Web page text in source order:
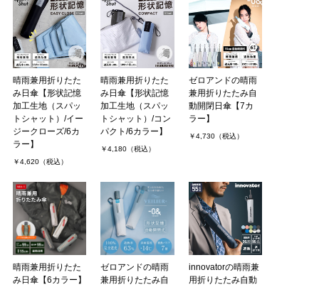
晴雨兼用折りたた
み日傘【形状記憶
加工生地（スパッ
トシャット）/イー
ジークローズ/6カ
ラー】
￥4,620（税込）
晴雨兼用折りたた
み日傘【形状記憶
加工生地（スパッ
トシャット）/コン
パクト/6カラー】
￥4,180（税込）
ゼロアンドの晴雨
兼用折りたたみ自
動開閉日傘【7カ
ラー】
￥4,730（税込）
晴雨兼用折りたた
み日傘【6カラー】
ゼロアンドの晴雨
兼用折りたたみ自
innovatorの晴雨兼
用折りたたみ自動